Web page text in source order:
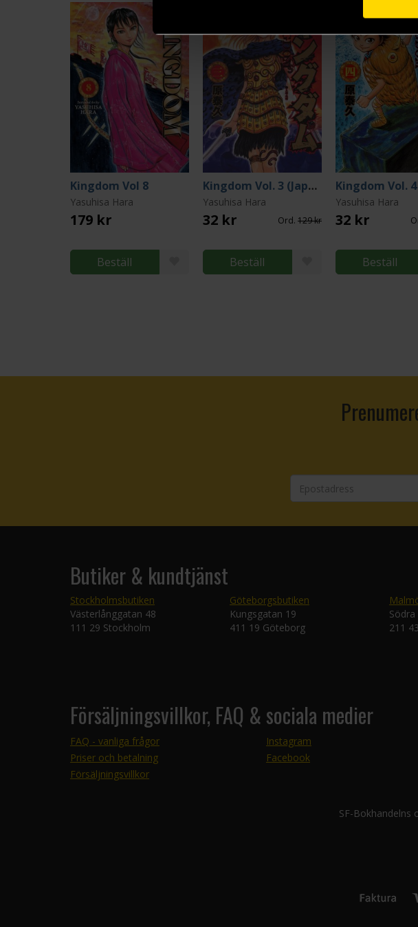
Kingdom Vol 8
Yasuhisa Hara
179 kr
Beställ
Kingdom Vol. 3 (Japansk)
Yasuhisa Hara
32 kr Ord. 129 kr
Beställ
Yasuhisa Hara
32 kr
Beställ
Butiker & kundtjänst
Stockholmsbutiken
Västerlånggatan 48
111 29 Stockholm
Göteborgsbutiken
Kungsgatan 19
411 19 Göteborg
211
Försäljningsvillkor, FAQ & sociala medier
FAQ - vanliga frågor
Priser och betalning
Försäljningsvillkor
Instagram
Facebook
SF-Bokhandelns